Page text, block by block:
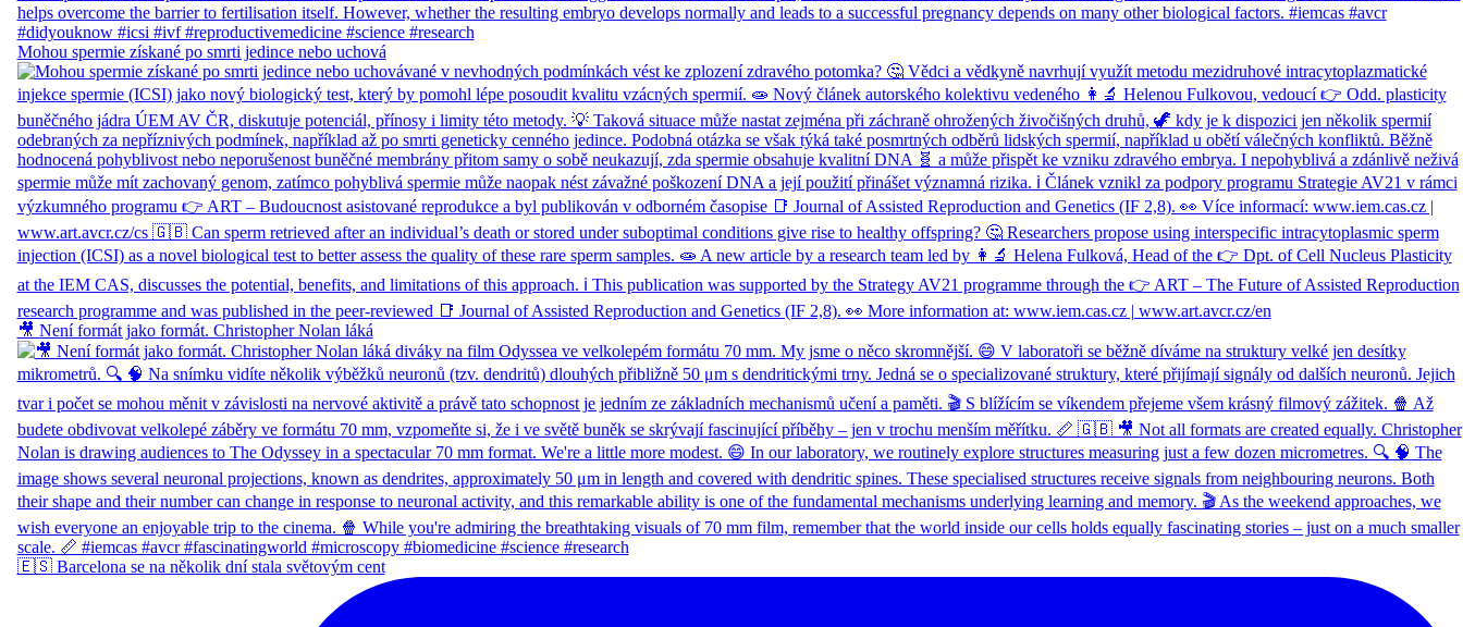
Mohou spermie získané po smrti jedince nebo uchová
🎥 Není formát jako formát. Christopher Nolan láká
🇪🇸 Barcelona se na několik dní stala světovým cent